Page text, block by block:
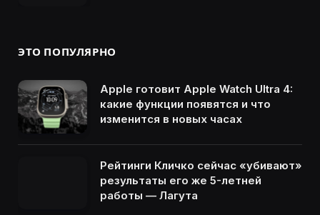
ЭТО ПОПУЛЯРНО
Apple готовит Apple Watch Ultra 4:
какие функции появятся и что
изменится в новых часах
Рейтинги Кличко сейчас «убивают»
результаты его же 5-летней
работы — Лагута